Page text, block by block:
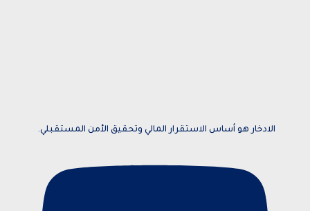
الادخار هو أساس الاستقرار المالي وتحقيق الأمن المستقبلي.